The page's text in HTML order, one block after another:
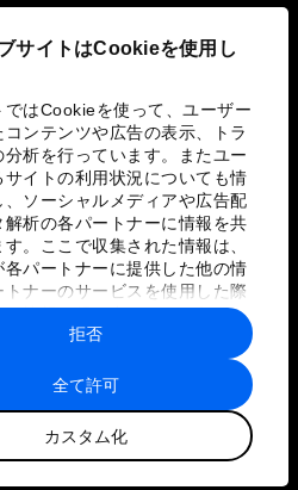
サイトはCookieを使用し
ではCookieを使って、ユーザー
コンテンツや広告の表示、トラ
分析を行っています。またユー
サイトの利用状況についても情
、ソーシャルメディアや広告配
解析の各パートナーに情報を共
。ここで収集された情報は、
各パートナーに提供した他の情
トナーのサービスを使用した際
た情報と組み合わされ、各パー
て使用されることがありま
全て許可
カスタム化
拒否
組み
リシーと利用規約
トマップ
界経済フォーラム